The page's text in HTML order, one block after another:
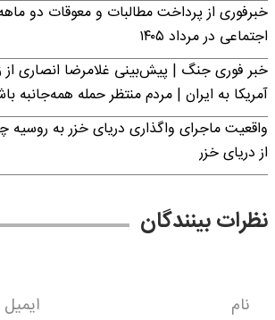
خبرفوری از پرداخت مطالبات و معوقات دو
اجتماعی در مرداد ۱۴۰۵
خبر فوری جنگ | پیش‌بینی غلامرضا انصاری از
آمریکا به ایران | مردم منتظر حمله همه‌جانبه
واقعیت ماجرای واگذاری دریای خزر به
از دریای خزر
نظرات بینندگان
نام ایمیل